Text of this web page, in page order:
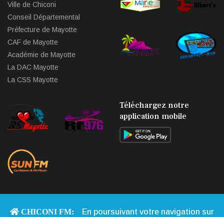
Ville de Chiconi
Conseil Départemental
Préfecture de Mayotte
CAF de Mayotte
Académie de Mayotte
La DAC Mayotte
La CSS Mayotte
Téléchargez notre
application mobile
CHICONI FM: En poursuivant votre navigation sur